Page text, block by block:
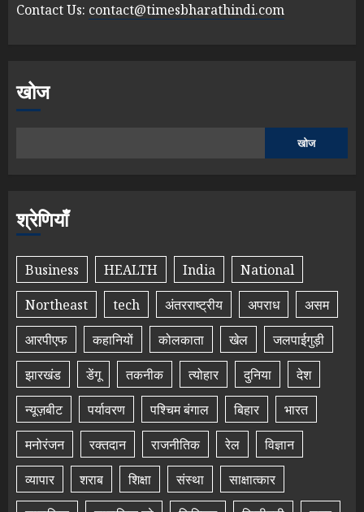
Contact Us: contact@timesbharathindi.com
खोज
खोज
श्रेणियाँ
Business HEALTH India
National
Northeast
tech अंतरराष्ट्रीय अपराध
असम
आरपीएफ
कहानियों कोलकाता खेल
जलपाईगुड़ी
झारखंड
डेंगू तकनीक त्योहार दुनिया
देश
न्यूज़बीट
पर्यावरण पश्चिम बंगाल बिहार
भारत
मनोरंजन
रक्तदान राजनीतिक रेल
विज्ञान
व्यापार
शराब शिक्षा संस्था
साक्षात्कार